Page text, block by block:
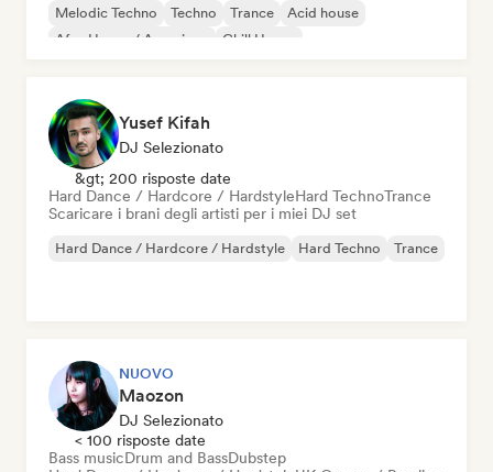
Melodic Techno Techno Trance
Acid house
Afro House / Amapiano
Chill House
Yusef Kifah
DJ Selezionato
&gt; 200 risposte date
Hard Dance / Hardcore / HardstyleHard TechnoTrance
Scaricare i brani degli artisti per i miei DJ set
Hard Dance / Hardcore / Hardstyle Hard Techno Trance
NUOVO
Maozon
DJ Selezionato
< 100 risposte date
Bass musicDrum and BassDubstep